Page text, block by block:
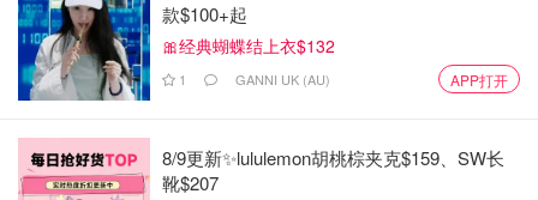
款$100+起
🎀经典蝴蝶结上衣$132
1 GANNI UK (AU) APP打开
8/9更新✨lululemon胡桃棕夹克$159、SW长
靴$207